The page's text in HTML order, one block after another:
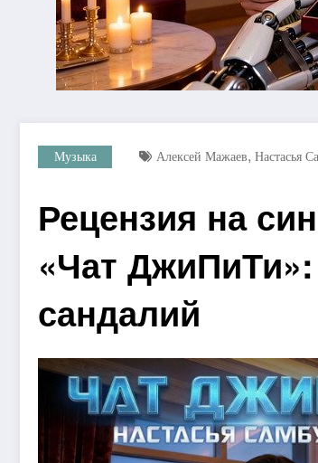
Музыка Алексей Мажаев, Настасья
Рецензия на
«Чат
сандалий